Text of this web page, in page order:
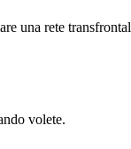
rete
volete.